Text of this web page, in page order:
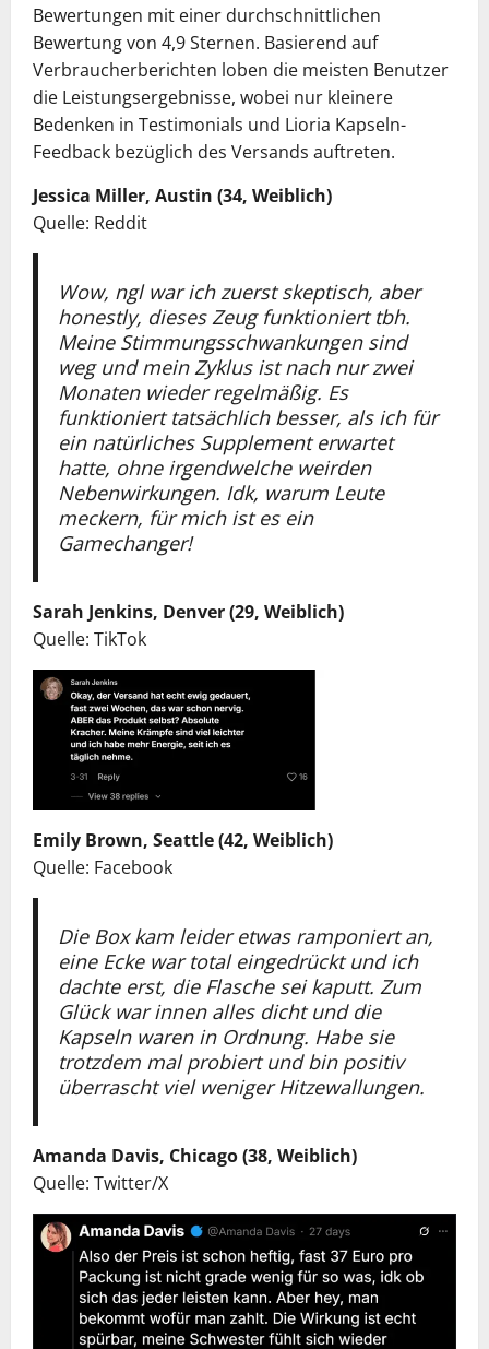
Bewertungen mit einer durchschnittlichen
Bewertung von 4,9 Sternen. Basierend auf
Verbraucherberichten loben die meisten Benutzer
die Leistungsergebnisse, wobei nur kleinere
Bedenken in Testimonials und Lioria Kapseln-
Feedback bezüglich des Versands auftreten.
Jessica Miller, Austin (34, Weiblich)
Quelle: Reddit
Wow, ngl war ich zuerst skeptisch, aber
honestly, dieses Zeug funktioniert tbh.
Meine Stimmungsschwankungen sind
weg und mein Zyklus ist nach nur zwei
Monaten wieder regelmäßig. Es
funktioniert tatsächlich besser, als ich für
ein natürliches Supplement erwartet
hatte, ohne irgendwelche weirden
Nebenwirkungen. Idk, warum Leute
meckern, für mich ist es ein
Gamechanger!
Sarah Jenkins, Denver (29, Weiblich)
Quelle: TikTok
Emily Brown, Seattle (42, Weiblich)
Quelle: Facebook
Die Box kam leider etwas ramponiert an,
eine Ecke war total eingedrückt und ich
dachte erst, die Flasche sei kaputt. Zum
Glück war innen alles dicht und die
Kapseln waren in Ordnung. Habe sie
trotzdem mal probiert und bin positiv
überrascht viel weniger Hitzewallungen.
Amanda Davis, Chicago (38, Weiblich)
Quelle: Twitter/X